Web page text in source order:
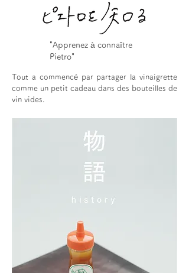
"Apprenez à connaître
Pietro"
Tout a commencé par partager la vinaigrette
comme un petit cadeau dans des bouteilles de
vin vides.